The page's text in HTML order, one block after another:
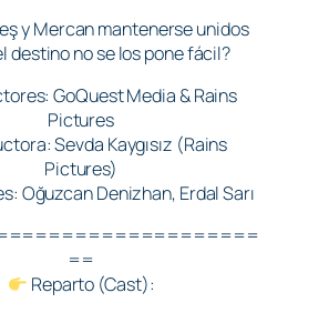
y Mercan mantenerse unidos
destino no se los pone fácil?
GoQuest Media & Rains
Pictures
Sevda Kaygısız (Rains
Pictures)
Oğuzcan Denizhan, Erdal Sarı
==
Reparto (Cast):